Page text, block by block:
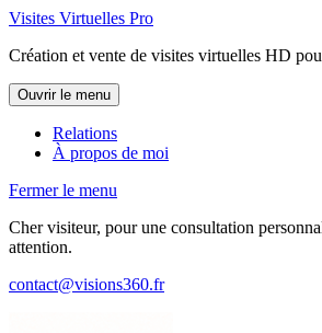
Visites Virtuelles Pro
Création et vente de visites virtuelles HD
Ouvrir le menu
Relations
À propos de moi
Fermer le menu
Cher visiteur, pour une consultation
attention.
contact@visions360.fr